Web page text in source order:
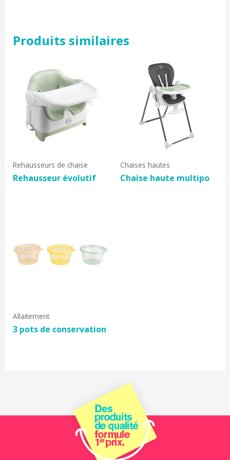
Produits similaires
Rehausseurs de chaise
Rehausseur évolutif
Chaises hautes
Chaise haute multipo
Allaitement
3 pots de conservation